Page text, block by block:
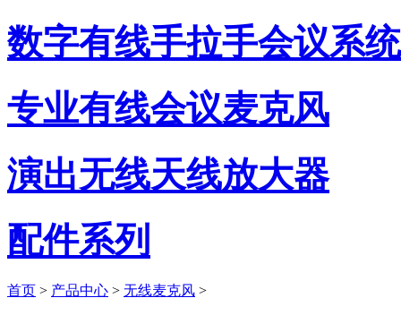
数字有线手拉手会议系统
专业有线会议麦克风
演出无线天线放大器
配件系列
首页 > 产品中心 > 无线麦克风 >